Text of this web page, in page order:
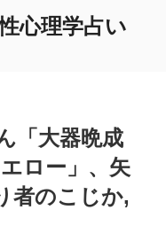
心理学占い
「大器晩成
ロー」、矢
者のこじか,